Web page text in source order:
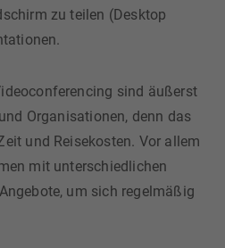
zu teilen (Desktop
sind äußerst
Organisationen, denn das
und Reisekosten. Vor allem
mit unterschiedlichen
um sich regelmäßig